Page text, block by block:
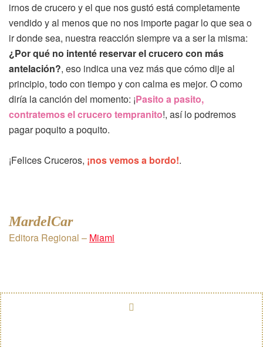
irnos de crucero y el que nos gustó está completamente
vendido y al menos que no nos importe pagar lo que sea o
ir donde sea, nuestra reacción siempre va a ser la misma:
¿Por qué no intenté reservar el crucero con más
antelación?, eso indica una vez más que cómo dije al
principio, todo con tiempo y con calma es mejor. O como
diría la canción del momento: ¡Pasito a pasito,
contratemos el crucero tempranito!, así lo podremos
pagar poquito a poquito.
¡Felices Cruceros, ¡nos vemos a bordo!.
MardelCar
Editora Regional – Miami